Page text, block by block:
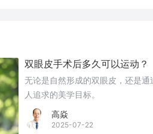
双眼皮手术后多久可以运动？
无论是自然形成的双眼皮，还是
人追求的美学目标。
高焱
2025-07-22